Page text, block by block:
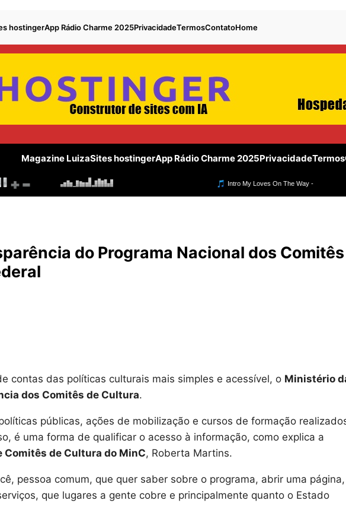
hostingerApp Rádio Charme 2025PrivacidadeTermosContatoHome
Magazine LuizaSites hostingerApp Rádio Charme 2025PrivacidadeTermos
do Programa Nacional dos Comitês
contas das políticas culturais mais simples e acessível, o Ministério
dos Comitês de Cultura.
públicas, ações de mobilização e cursos de formação
é uma forma de qualificar o acesso à informação, como explica a
Comitês de Cultura do MinC, Roberta Martins.
pessoa comum, que quer saber sobre o programa, abrir uma página,
que lugares a gente cobre e principalmente quanto o Estado